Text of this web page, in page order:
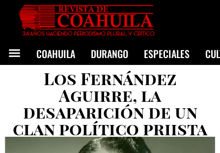
COAHUILA DURANGO ESPECIALES
Los Fernández
Aguirre, la
desaparición de un
clan político priista